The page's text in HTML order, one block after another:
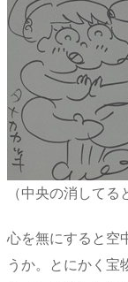
（中央の消してる
心を無にすると空
うか。とにかく宝